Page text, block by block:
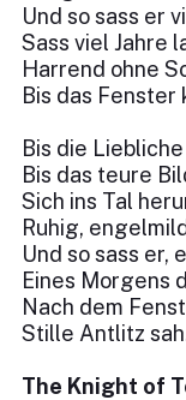
Und so sass er
Sass viel Jahre
Harrend ohne
Bis das Fenster
Bis die
Bis das teure
Sich ins Tal
Ruhig,
Und so sass er,
Eines Morgens
Nach dem
Stille Antlitz
The Knight of